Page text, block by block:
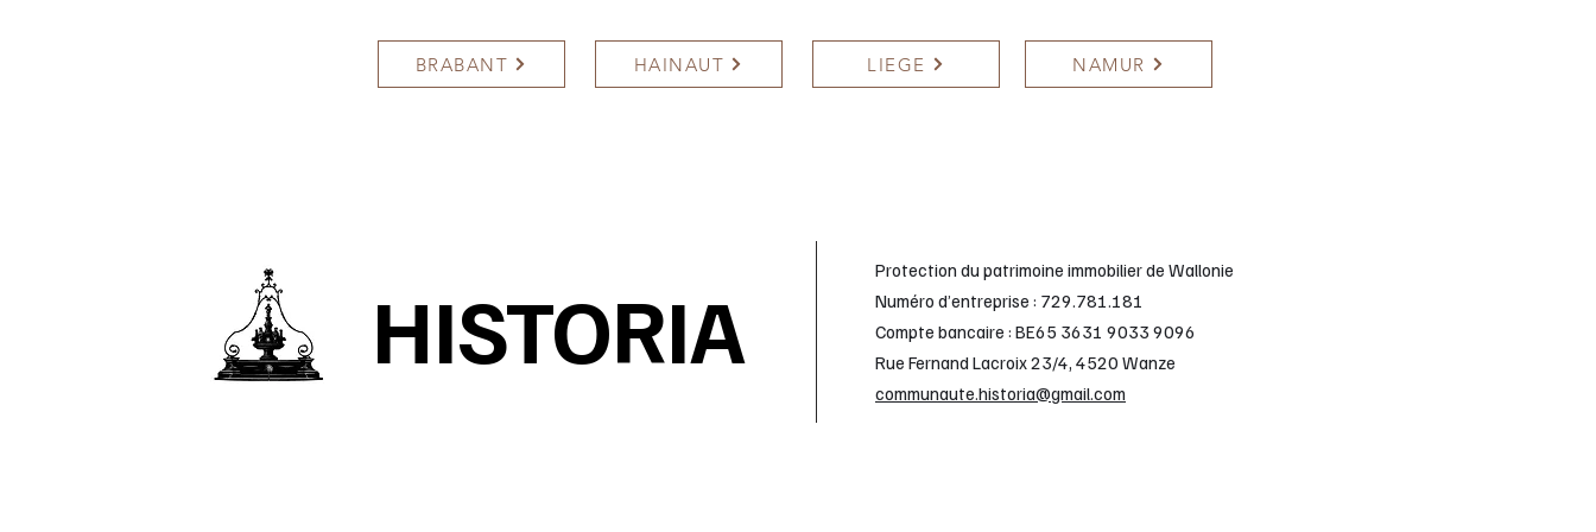
BRABANT HAINAUT LIEGE NAMUR
HISTORIA
Protection du patrimoine immobilier de Wallonie
Numéro d’entreprise : 729.781.181
Compte bancaire : BE65 3631 9033 9096
Rue Fernand Lacroix 23/4, 4520 Wanze
communaute.historia@gmail.com